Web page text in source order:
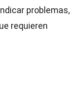
problemas,
requieren